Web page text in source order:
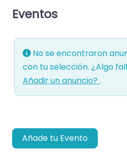
Eventos
No se encontraron
con tu selección. ¿Algo
Añadir un anuncio? .
Añade tu Evento